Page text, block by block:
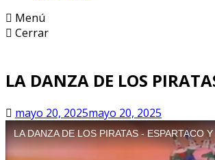
Menú
Cerrar
LA DANZA DE LOS
mayo 20, 2025mayo 20, 2025